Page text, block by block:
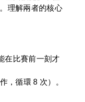
。理解兩者的核心
在比賽前一刻才
，循環 8 次）。